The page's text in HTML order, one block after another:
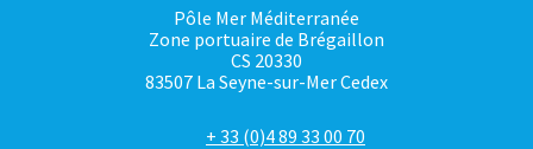
Pôle Mer Méditerranée
Zone portuaire de Brégaillon
CS 20330
83507 La Seyne-sur-Mer Cedex
+ 33 (0)4 89 33 00 70